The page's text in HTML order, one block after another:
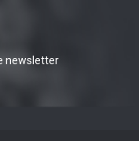
newsletter